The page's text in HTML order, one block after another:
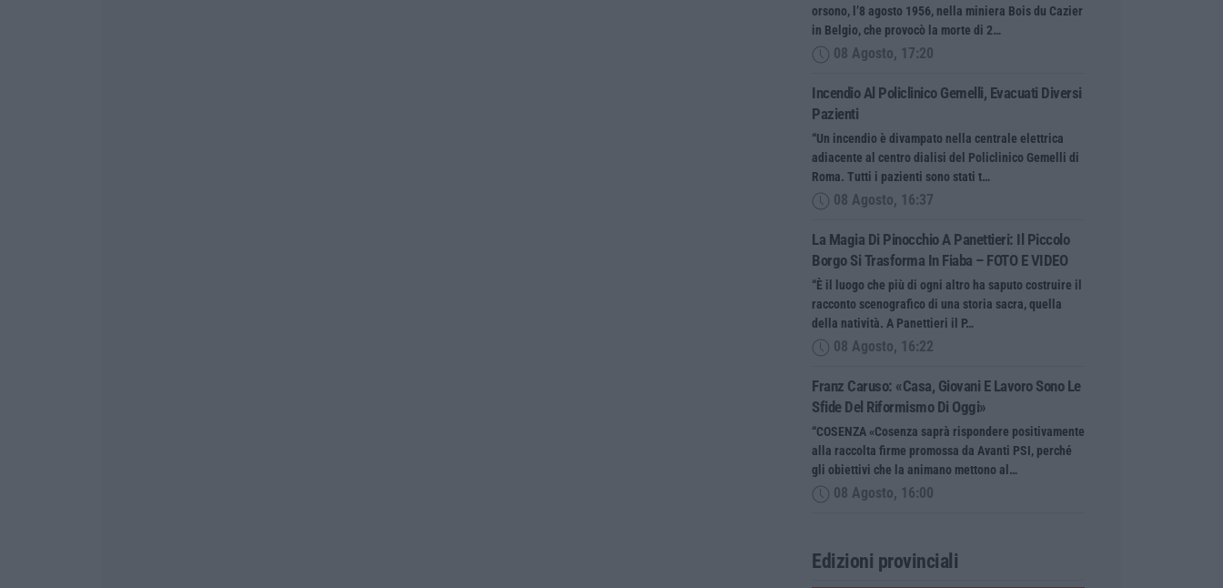
orsono, l’8 agosto 1956, nella miniera Bois du Cazier
in Belgio, che provocò la morte di 2…
08 Agosto, 17:20
Incendio Al Policlinico Gemelli, Evacuati Diversi
Pazienti
“Un incendio è divampato nella centrale elettrica
adiacente al centro dialisi del Policlinico Gemelli di
Roma. Tutti i pazienti sono stati t…
08 Agosto, 16:37
La Magia Di Pinocchio A Panettieri: Il Piccolo
Borgo Si Trasforma In Fiaba – FOTO E VIDEO
“È il luogo che più di ogni altro ha saputo costruire il
racconto scenografico di una storia sacra, quella
della natività. A Panettieri il P…
08 Agosto, 16:22
Franz Caruso: «Casa, Giovani E Lavoro Sono Le
Sfide Del Riformismo Di Oggi»
“COSENZA «Cosenza saprà rispondere positivamente
alla raccolta firme promossa da Avanti PSI, perché
gli obiettivi che la animano mettono al…
08 Agosto, 16:00
Edizioni provinciali